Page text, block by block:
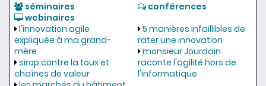
séminaires
webinaires
l'innovation agile
expliquée à ma grand-
mère
sirop contre la toux et
chaînes de valeur
conférences
5 manières infaillibles de
rater une innovation
monsieur Jourdain
raconte l'agilité hors de
l'informatique